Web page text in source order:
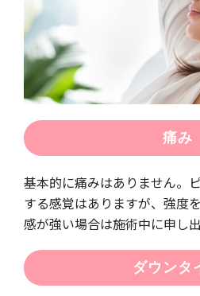
痛み
基本的に痛みはありません。
する感覚はありますが、強度
感が強い場合は施術中に申し出
ダウンタ